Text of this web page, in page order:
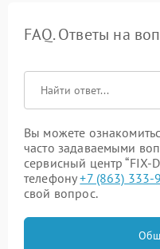
FAQ. Ответы на
Вы можете
часто задаваемыми
сервисный центр “FIX-
телефону+7 (863) 333-
свой вопрос.